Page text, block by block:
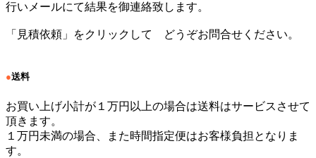
行いメールにて結果を御連絡致します。
「見積依頼」をクリックして どうぞお問合せください。
●送料
お買い上げ小計が１万円以上の場合は送料はサービスさせて
頂きます。
１万円未満の場合、また時間指定便はお客様負担となりま
す。